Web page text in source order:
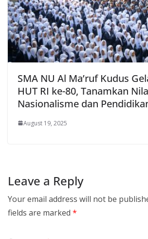
SMA NU Al Ma’ruf Kudus
HUT RI ke-80, Tanamkan
Nasionalisme dan
August 19, 2025
Leave a Reply
Your email address will not be
fields are marked *